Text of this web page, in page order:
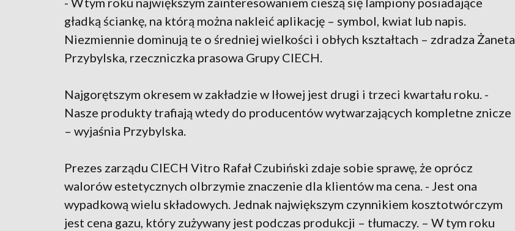
gładką ściankę, na którą można nakleić aplikację – symbol, kwiat lub napis.
Niezmiennie dominują te o średniej wielkości i obłych kształtach – zdradza Żaneta
Przybylska, rzeczniczka prasowa Grupy CIECH.
Najgorętszym okresem w zakładzie w Iłowej jest drugi i trzeci kwartału roku. -
Nasze produkty trafiają wtedy do producentów wytwarzających kompletne znicze
– wyjaśnia Przybylska.
Prezes zarządu CIECH Vitro Rafał Czubiński zdaje sobie sprawę, że oprócz
walorów estetycznych olbrzymie znaczenie dla klientów ma cena. - Jest ona
wypadkową wielu składowych. Jednak największym czynnikiem kosztotwórczym
jest cena gazu, który zużywany jest podczas produkcji – tłumaczy. – W tym roku